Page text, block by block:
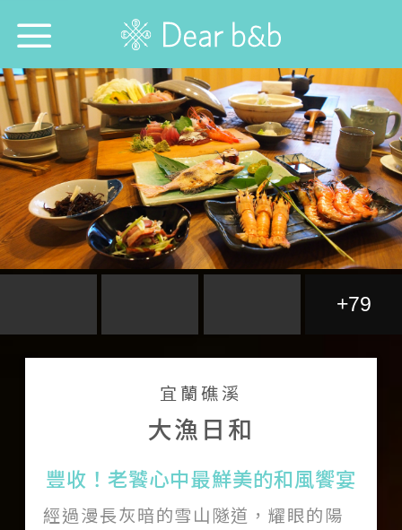
首頁
尋找旅宿防疫模範生！
想跟誰旅行？
想去哪旅行？
每週特輯
+79
宜蘭礁溪
大漁日和
豐收！老饕心中最鮮美的和風饗宴
經過漫長灰暗的雪山隧道，耀眼的陽